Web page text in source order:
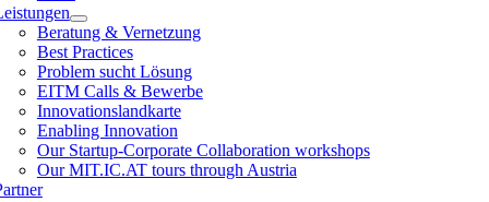
Beratung & Vernetzung
Best Practices
Problem sucht Lösung
EITM Calls & Bewerbe
Innovationslandkarte
Enabling Innovation
Our Startup-Corporate Collaboration workshops
Our MIT.IC.AT tours through Austria